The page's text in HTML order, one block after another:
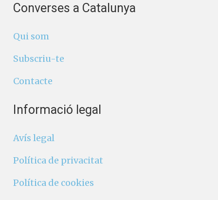
Converses a Catalunya
Qui som
Subscriu-te
Contacte
Informació legal
Avís legal
Política de privacitat
Política de cookies